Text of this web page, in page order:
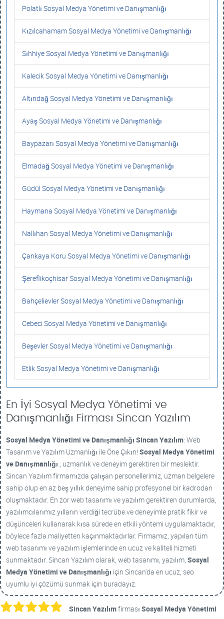
Polatlı Sosyal Medya Yönetimi ve Danışmanlığı
Kızılcahamam Sosyal Medya Yönetimi ve Danışmanlığı
Sıhhiye Sosyal Medya Yönetimi ve Danışmanlığı
Kalecik Sosyal Medya Yönetimi ve Danışmanlığı
Altındağ Sosyal Medya Yönetimi ve Danışmanlığı
Ayaş Sosyal Medya Yönetimi ve Danışmanlığı
Baypazarı Sosyal Medya Yönetimi ve Danışmanlığı
Elmadağ Sosyal Medya Yönetimi ve Danışmanlığı
Güdül Sosyal Medya Yönetimi ve Danışmanlığı
Haymana Sosyal Medya Yönetimi ve Danışmanlığı
Nallıhan Sosyal Medya Yönetimi ve Danışmanlığı
Çankaya Koru Sosyal Medya Yönetimi ve Danışmanlığı
Şereflikoçhisar Sosyal Medya Yönetimi ve Danışmanlığı
Bahçelievler Sosyal Medya Yönetimi ve Danışmanlığı
Cebeci Sosyal Medya Yönetimi ve Danışmanlığı
Beşevler Sosyal Medya Yönetimi ve Danışmanlığı
Etlik Sosyal Medya Yönetimi ve Danışmanlığı
En İyi Sosyal Medya Yönetimi ve
Danışmanlığı Firması Sincan Yazılım
Sosyal Medya Yönetimi ve Danışmanlığı Sincan Yazılım: Web
Tasarım ve Yazılım Uzmanlığı ile Öne Çıkın! Sosyal Medya Yönetimi
ve Danışmanlığı , uzmanlık ve deneyim gerektiren bir meslektir.
Sincan Yazılım firmamızda çalışan personellerimiz, uzman belgelere
sahip olup en az beş yıllık deneyime sahip profesyonel bir kadrodan
oluşmaktadır. En zor web tasarımı ve yazılım gerektiren durumlarda,
yazılımcılarımız yılların verdiği tecrübe ve deneyimle pratik fikir ve
düşünceleri kullanarak kısa sürede en etkili yöntemi uygulamaktadır,
böylece fazla maliyetten kaçınmaktadırlar. Firmamız, yapılan tüm
web tasarımı ve yazılım işlemlerinde en ucuz ve kaliteli hizmeti
sunmaktadır. Sincan Yazılım olarak, web tasarımı, yazılım, Sosyal
Medya Yönetimi ve Danışmanlığı için Sincan'da en ucuz, seo
uyumlu iyi çözümü sunmak için buradayız.
Sincan Yazılımfirması Sosyal Medya Yönetimi